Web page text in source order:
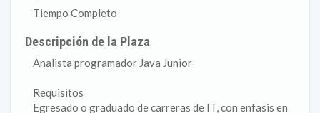
Tiempo Completo
Descripción de la Plaza
Analista programador Java Junior
Requisitos
Egresado o graduado de carreras de IT, con enfasis en